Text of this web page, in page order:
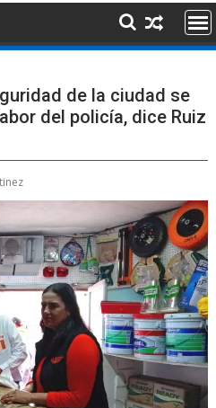
de la ciudad se
del policía, dice Ruiz